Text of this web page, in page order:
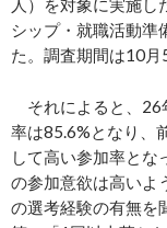
シップ・就職活動準
た。調査期間は10月
それによると、26
率は85.6%となり、
して高い参加率とな
の参加意欲は高いよ
の選考経験の有無を